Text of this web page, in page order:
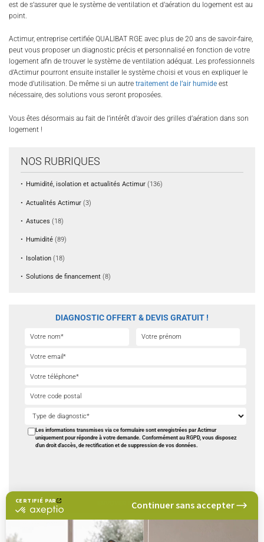
CERTIFIÉ PAR
certifié
Continuer sans accepter
est de s’assurer que le système de ventilation et d’aération du logement est au
point.
Actimur, entreprise certifiée QUALIBAT RGE avec plus de 20 ans de savoir-faire,
peut vous proposer un diagnostic précis et personnalisé en fonction de votre
logement afin de trouver le système de ventilation adéquat. Les professionnels
d’Actimur pourront ensuite installer le système choisi et vous en expliquer le
mode d’utilisation. De même si un autre traitement de l’air humide est
nécessaire, des solutions vous seront proposées.
Vous êtes désormais au fait de l’intérêt d’avoir des grilles d’aération dans son
logement !
NOS RUBRIQUES
Humidité, isolation et actualités Actimur (136)
Actualités Actimur (3)
Astuces (18)
Humidité (89)
Isolation (18)
Solutions de financement (8)
DIAGNOSTIC OFFERT & DEVIS GRATUIT !
Les informations transmises via ce formulaire sont enregistrées par Actimur
uniquement pour répondre à votre demande. Conformément au RGPD, vous disposez
d'un droit d'accès, de rectification et de suppression de vos données.
Nous vous rappelons.